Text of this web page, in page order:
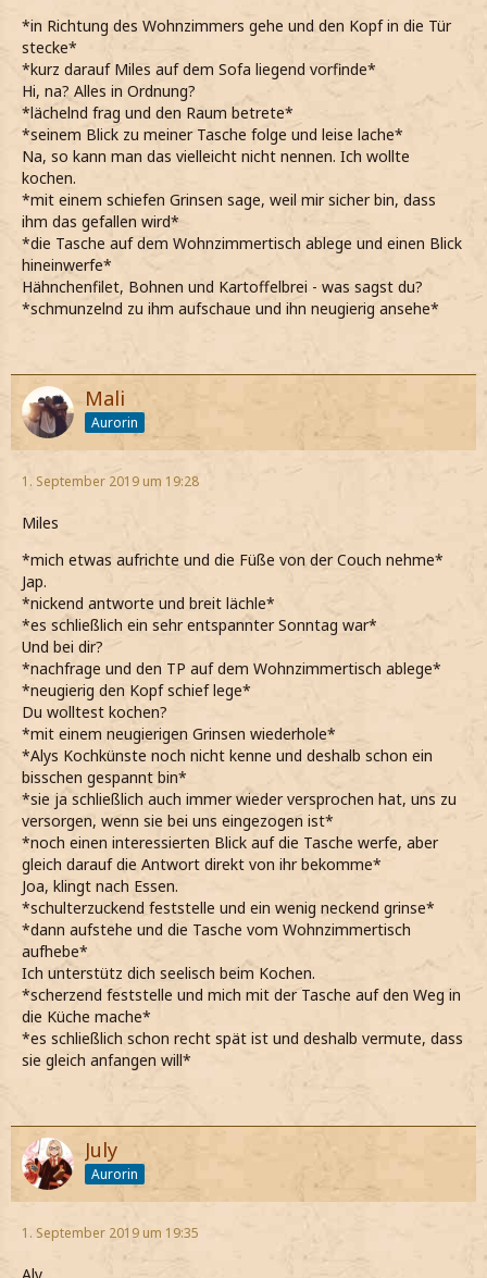
*in Richtung des Wohnzimmers gehe und den Kopf in die Tür
stecke*
*kurz darauf Miles auf dem Sofa liegend vorfinde*
Hi, na? Alles in Ordnung?
*lächelnd frag und den Raum betrete*
*seinem Blick zu meiner Tasche folge und leise lache*
Na, so kann man das vielleicht nicht nennen. Ich wollte
kochen.
*mit einem schiefen Grinsen sage, weil mir sicher bin, dass
ihm das gefallen wird*
*die Tasche auf dem Wohnzimmertisch ablege und einen Blick
hineinwerfe*
Hähnchenfilet, Bohnen und Kartoffelbrei - was sagst du?
*schmunzelnd zu ihm aufschaue und ihn neugierig ansehe*
Mali
Aurorin
1. September 2019 um 19:28
Miles
*mich etwas aufrichte und die Füße von der Couch nehme*
Jap.
*nickend antworte und breit lächle*
*es schließlich ein sehr entspannter Sonntag war*
Und bei dir?
*nachfrage und den TP auf dem Wohnzimmertisch ablege*
*neugierig den Kopf schief lege*
Du wolltest kochen?
*mit einem neugierigen Grinsen wiederhole*
*Alys Kochkünste noch nicht kenne und deshalb schon ein
bisschen gespannt bin*
*sie ja schließlich auch immer wieder versprochen hat, uns zu
versorgen, wenn sie bei uns eingezogen ist*
*noch einen interessierten Blick auf die Tasche werfe, aber
gleich darauf die Antwort direkt von ihr bekomme*
Joa, klingt nach Essen.
*schulterzuckend feststelle und ein wenig neckend grinse*
*dann aufstehe und die Tasche vom Wohnzimmertisch
aufhebe*
Ich unterstütz dich seelisch beim Kochen.
*scherzend feststelle und mich mit der Tasche auf den Weg in
die Küche mache*
*es schließlich schon recht spät ist und deshalb vermute, dass
sie gleich anfangen will*
July
Aurorin
1. September 2019 um 19:35
Aly.